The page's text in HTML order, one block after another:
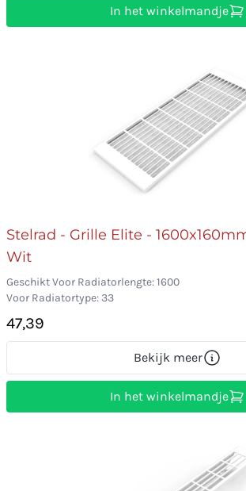
In het winkelmandje
Stelrad - Grille Elite -
Wit
Geschikt Voor Radiatorlengte: 1600
Voor Radiatortype: 33
47,39
Bekijk meer
In het winkelmandje